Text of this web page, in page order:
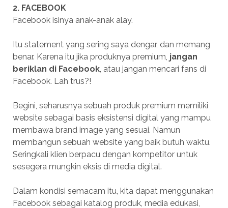
2. FACEBOOK
Facebook isinya anak-anak alay.
Itu statement yang sering saya dengar, dan memang
benar. Karena itu jika produknya premium, jangan
beriklan di Facebook, atau jangan mencari fans di
Facebook. Lah trus?!
Begini, seharusnya sebuah produk premium memiliki
website sebagai basis eksistensi digital yang mampu
membawa brand image yang sesuai. Namun
membangun sebuah website yang baik butuh waktu.
Seringkali klien berpacu dengan kompetitor untuk
sesegera mungkin eksis di media digital.
Dalam kondisi semacam itu, kita dapat menggunakan
Facebook sebagai katalog produk, media edukasi,